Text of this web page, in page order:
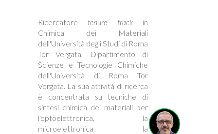
Ricercatore tenure trackin
Chimica dei Materiali
dell'Università degli Studi di Roma
Tor Vergata, Dipartimento di
Scienze e Tecnologie Chimiche
dell'Università di Roma Tor
Vergata. La sua attività di ricerca
è concentrata su tecniche di
sintesi chimica dei materiali per
l'optoelettronica, la
microelettronica, la